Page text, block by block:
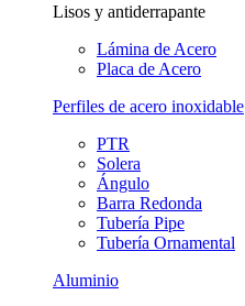
Lisos y antiderrapante
Lámina de Acero
Placa de Acero
Perfiles de acero inoxidable
PTR
Solera
Ángulo
Barra Redonda
Tubería Pipe
Tubería Ornamental
Aluminio